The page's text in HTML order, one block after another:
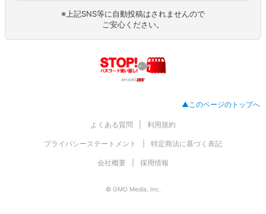
※上記SNS等に自動投稿はされませんので
ご安心ください。
▲このページのトップへ
よくある質問 利用規約
プライバシーステートメント 特定商法に基づく表記
会社概要 採用情報
© GMO Media, Inc.